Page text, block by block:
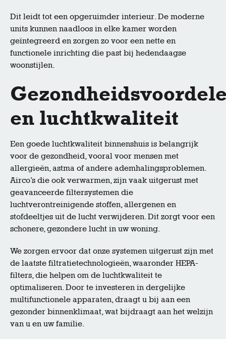
Dit leidt tot een opgeruimder interieur. De moderne
units kunnen naadloos in elke kamer worden
geïntegreerd en zorgen zo voor een nette en
functionele inrichting die past bij hedendaagse
woonstijlen.
en luchtkwaliteit
Een goede luchtkwaliteit binnenshuis is belangrijk
voor de gezondheid, vooral voor mensen met
allergieën, astma of andere ademhalingsproblemen.
Airco’s die ook verwarmen, zijn vaak uitgerust met
geavanceerde filtersystemen die
luchtverontreinigende stoffen, allergenen en
stofdeeltjes uit de lucht verwijderen. Dit zorgt voor een
schonere, gezondere lucht in uw woning.
We zorgen ervoor dat onze systemen uitgerust zijn met
de laatste filtratietechnologieën, waaronder HEPA-
filters, die helpen om de luchtkwaliteit te
optimaliseren. Door te investeren in dergelijke
multifunctionele apparaten, draagt u bij aan een
gezonder binnenklimaat, wat bijdraagt aan het welzijn
van u en uw familie.